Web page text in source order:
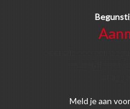
Meld je aan